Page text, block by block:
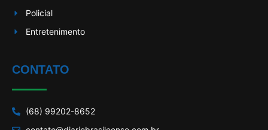
Policial
Entretenimento
CONTATO
(68) 99202-8652